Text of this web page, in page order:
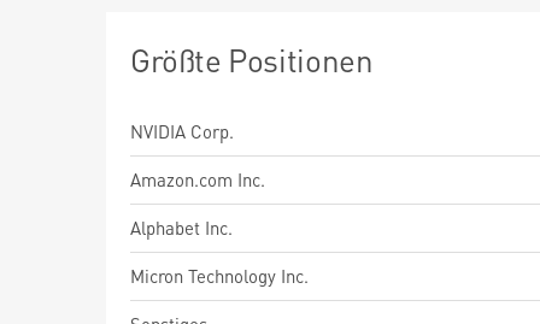
Größte Positionen
NVIDIA Corp.
Amazon.com Inc.
Alphabet Inc.
Micron Technology Inc.